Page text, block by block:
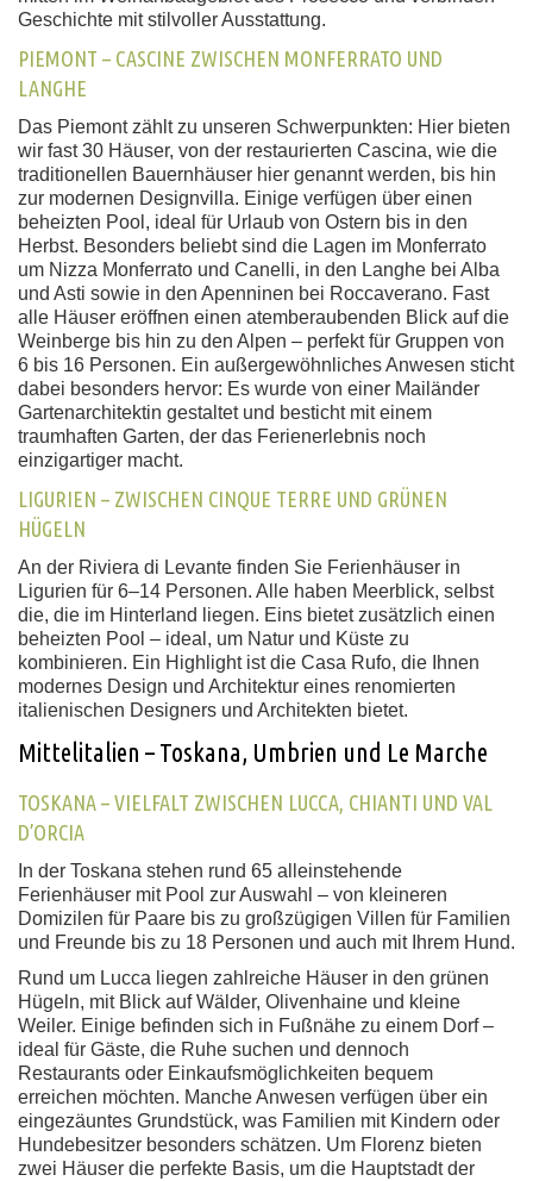
Geschichte mit stilvoller Ausstattung.
PIEMONT – CASCINE ZWISCHEN MONFERRATO UND
LANGHE
Das Piemont zählt zu unseren Schwerpunkten: Hier bieten
wir fast 30 Häuser, von der restaurierten Cascina, wie die
traditionellen Bauernhäuser hier genannt werden, bis hin
zur modernen Designvilla. Einige verfügen über einen
beheizten Pool, ideal für Urlaub von Ostern bis in den
Herbst. Besonders beliebt sind die Lagen im Monferrato
um Nizza Monferrato und Canelli, in den Langhe bei Alba
und Asti sowie in den Apenninen bei Roccaverano. Fast
alle Häuser eröffnen einen atemberaubenden Blick auf die
Weinberge bis hin zu den Alpen – perfekt für Gruppen von
6 bis 16 Personen. Ein außergewöhnliches Anwesen sticht
dabei besonders hervor: Es wurde von einer Mailänder
Gartenarchitektin gestaltet und besticht mit einem
traumhaften Garten, der das Ferienerlebnis noch
einzigartiger macht.
LIGURIEN – ZWISCHEN CINQUE TERRE UND GRÜNEN
HÜGELN
An der Riviera di Levante finden Sie Ferienhäuser in
Ligurien für 6–14 Personen. Alle haben Meerblick, selbst
die, die im Hinterland liegen. Eins bietet zusätzlich einen
beheizten Pool – ideal, um Natur und Küste zu
kombinieren. Ein Highlight ist die Casa Rufo, die Ihnen
modernes Design und Architektur eines renomierten
italienischen Designers und Architekten bietet.
Mittelitalien – Toskana, Umbrien und Le Marche
TOSKANA – VIELFALT ZWISCHEN LUCCA, CHIANTI UND VAL
D’ORCIA
In der Toskana stehen rund 65 alleinstehende
Ferienhäuser mit Pool zur Auswahl – von kleineren
Domizilen für Paare bis zu großzügigen Villen für Familien
und Freunde bis zu 18 Personen und auch mit Ihrem Hund.
Rund um Lucca liegen zahlreiche Häuser in den grünen
Hügeln, mit Blick auf Wälder, Olivenhaine und kleine
Weiler. Einige befinden sich in Fußnähe zu einem Dorf –
ideal für Gäste, die Ruhe suchen und dennoch
Restaurants oder Einkaufsmöglichkeiten bequem
erreichen möchten. Manche Anwesen verfügen über ein
eingezäuntes Grundstück, was Familien mit Kindern oder
Hundebesitzer besonders schätzen. Um Florenz bieten
zwei Häuser die perfekte Basis, um die Hauptstadt der